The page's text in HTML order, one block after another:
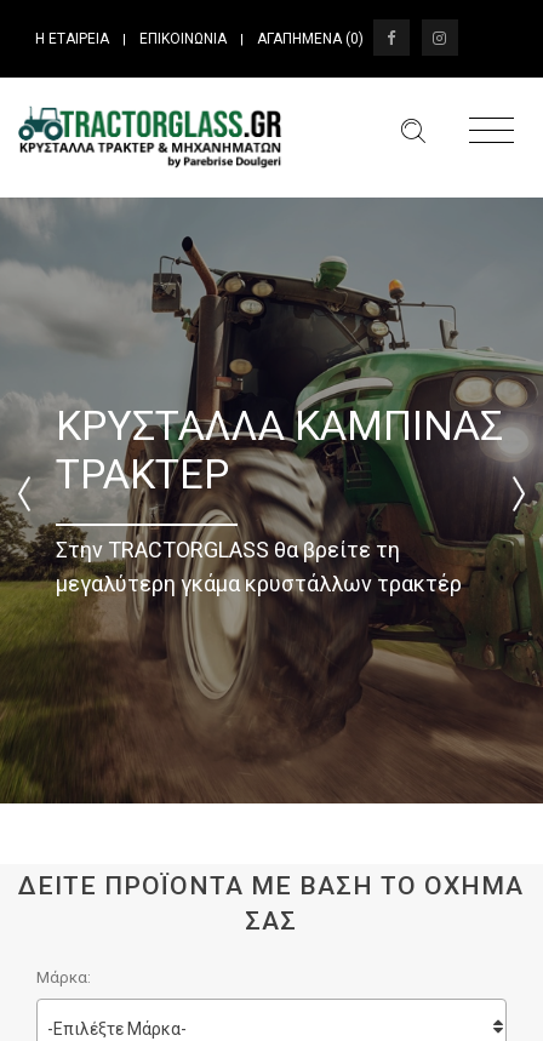
Η ΕΤΑΙΡΕΙΑ ΕΠΙΚΟΙΝΩΝΙΑ ΑΓΑΠΗΜΕΝΑ (0)
ΚΡΥΣΤΑΛΛΑ ΚΑΜΠΙΝΑΣ
ΤΡΑΚΤΕΡ
Στην TRACTORGLASS θα βρείτε τη
μεγαλύτερη γκάμα κρυστάλλων τρακτέρ
ΔΕΙΤΕ ΠΡΟΪΟΝΤΑ ΜΕ ΒΑΣΗ ΤΟ ΟΧΗΜΑ
ΣΑΣ
Μάρκα:
-Επιλέξτε Μάρκα-